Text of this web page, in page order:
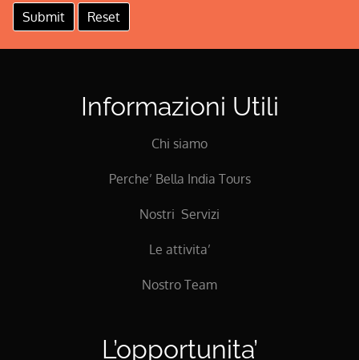
Informazioni Utili
Chi siamo
Perche’ Bella India Tours
Nostri Servizi
Le attivita’
Nostro Team
L’opportunita’